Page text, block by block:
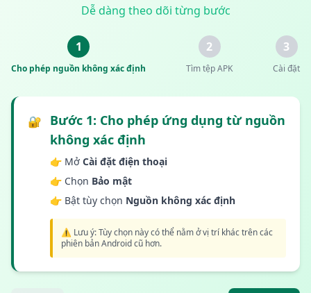
Dễ dàng theo dõi từng bước
1
Cho phép nguồn không xác định
2
Tìm tệp APK
3
Cài đặt
🔐
Bước 1: Cho phép ứng dụng từ nguồn
không xác định
👉 Mở Cài đặt điện thoại
👉 Chọn Bảo mật
👉 Bật tùy chọn Nguồn không xác định
⚠️ Lưu ý: Tùy chọn này có thể nằm ở vị trí khác trên các
phiên bản Android cũ hơn.